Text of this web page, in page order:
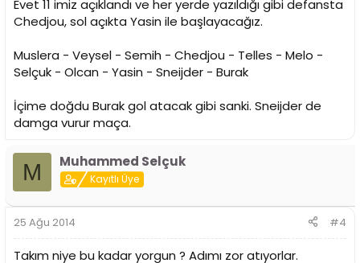
Evet 11 imiz açıklandı ve her yerde yazıldığı gibi defansta
Chedjou, sol açıkta Yasin ile başlayacağız.
Muslera - Veysel - Semih - Chedjou - Telles - Melo -
Selçuk - Olcan - Yasin - Sneijder - Burak
İçime doğdu Burak gol atacak gibi sanki. Sneijder de
damga vurur maça.
M Muhammed Selçuk
Kayıtlı Üye
25 Ağu 2014 #4
Takım niye bu kadar yorgun ? Adımı zor atıyorlar.